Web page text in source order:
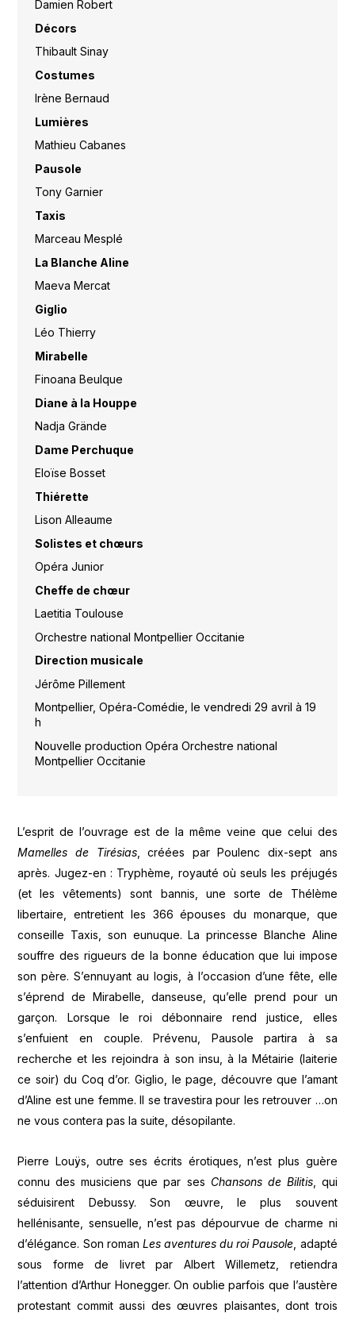
Damien Robert
Décors
Thibault Sinay
Costumes
Irène Bernaud
Lumières
Mathieu Cabanes
Pausole
Tony Garnier
Taxis
Marceau Mesplé
La Blanche Aline
Maeva Mercat
Giglio
Léo Thierry
Mirabelle
Finoana Beulque
Diane à la Houppe
Nadja Grände
Dame Perchuque
Eloïse Bosset
Thiérette
Lison Alleaume
Solistes et chœurs
Opéra Junior
Cheffe de chœur
Laetitia Toulouse
Orchestre national Montpellier Occitanie
Direction musicale
Jérôme Pillement
Montpellier, Opéra-Comédie, le vendredi 29 avril à 19
h
Nouvelle production Opéra Orchestre national
Montpellier Occitanie
L’esprit de l’ouvrage est de la même veine que celui des
Mamelles de Tirésias, créées par Poulenc dix-sept ans
après. Jugez-en : Tryphème, royauté où seuls les préjugés
(et les vêtements) sont bannis, une sorte de Thélème
libertaire, entretient les 366 épouses du monarque, que
conseille Taxis, son eunuque. La princesse Blanche Aline
souffre des rigueurs de la bonne éducation que lui impose
son père. S’ennuyant au logis, à l’occasion d’une fête, elle
s’éprend de Mirabelle, danseuse, qu’elle prend pour un
garçon. Lorsque le roi débonnaire rend justice, elles
s’enfuient en couple. Prévenu, Pausole partira à sa
recherche et les rejoindra à son insu, à la Métairie (laiterie
ce soir) du Coq d’or. Giglio, le page, découvre que l’amant
d’Aline est une femme. Il se travestira pour les retrouver …on
ne vous contera pas la suite, désopilante.
Pierre Louÿs, outre ses écrits érotiques, n’est plus guère
connu des musiciens que par ses Chansons de Bilitis, qui
séduisirent Debussy. Son œuvre, le plus souvent
hellénisante, sensuelle, n’est pas dépourvue de charme ni
d’élégance. Son roman Les aventures du roi Pausole , adapté
sous forme de livret par Albert Willemetz, retiendra
l’attention d’Arthur Honegger. On oublie parfois que l’austère
protestant commit aussi des œuvres plaisantes, dont trois